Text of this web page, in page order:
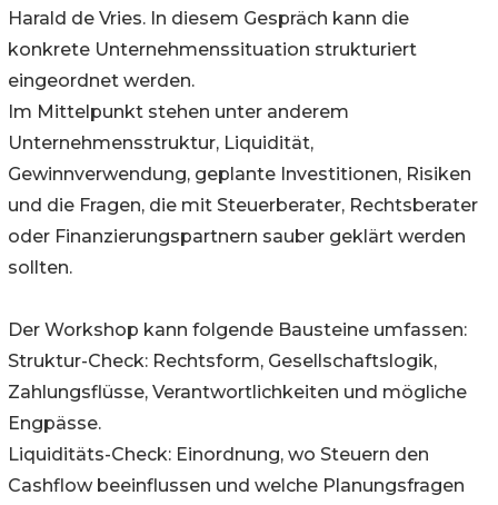
Harald de Vries. In diesem Gespräch kann die
konkrete Unternehmenssituation strukturiert
eingeordnet werden.
Im Mittelpunkt stehen unter anderem
Unternehmensstruktur, Liquidität,
Gewinnverwendung, geplante Investitionen, Risiken
und die Fragen, die mit Steuerberater, Rechtsberater
oder Finanzierungspartnern sauber geklärt werden
sollten.
Der Workshop kann folgende Bausteine umfassen:
Struktur-Check: Rechtsform, Gesellschaftslogik,
Zahlungsflüsse, Verantwortlichkeiten und mögliche
Engpässe.
Liquiditäts-Check: Einordnung, wo Steuern den
Cashflow beeinflussen und welche Planungsfragen